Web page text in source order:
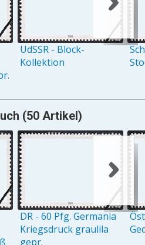
UdSSR - Block-
Kollektion
(50 Artikel)
DR - 60 Pfg. Germania
Kriegsdruck graulila
gepr.